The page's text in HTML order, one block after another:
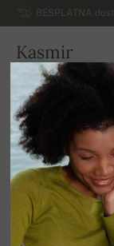
BESPLATNA
Kasmir
HRVATSKA
Kuća